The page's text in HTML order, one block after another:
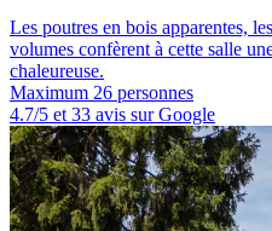
Les poutres en bois apparentes,
volumes confèrent à cette salle
chaleureuse.
Maximum 26 personnes
4.7/5 et 33 avis sur Google